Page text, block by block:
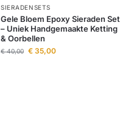
SIERADENSETS
Gele Bloem Epoxy Sieraden Set
– Uniek Handgemaakte Ketting
& Oorbellen
€40,00 € 35,00